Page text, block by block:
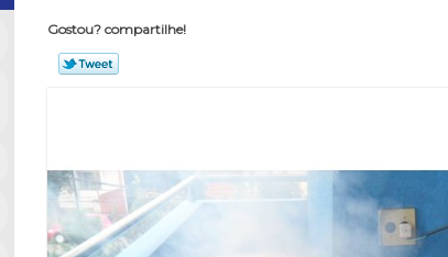
Gostou? compartilhe!